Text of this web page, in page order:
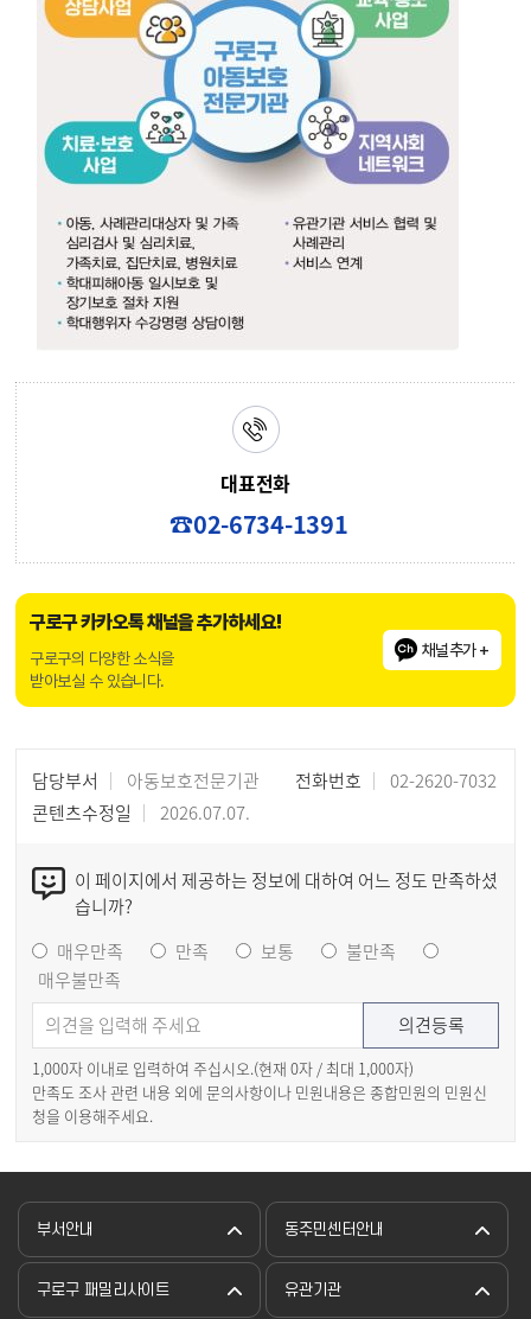
가족안전계획 수립
교육·홍보 사업 아동학대 예방교육, 아동학대 신고의무자 교육, 아동학대 예방 캠페인 및 언론 출판 홍보
부모교육, 일반인 교육
대표전화
☎02-6734-1391
구로구 카카오톡 채널을 추가하세요!
구로구의 다양한 소식을
받아보실 수 있습니다.
채널추가 +
담당부서 아동보호전문기관 전화번호
02-2620-7032
콘텐츠수정일
2026.07.07.
이 페이지에서 제공하는 정보에 대하여 어느 정도 만족하셨
습니까?
매우만족
만족 보통
불만족
매우불만족
1,000자 이내로 입력하여 주십시오.(현재 0자 / 최대 1,000자)
만족도 조사 관련 내용 외에 문의사항이나 민원내용은 종합민원의 민원신
청을 이용해주세요.
부서안내 동주민센터안내
구로구 패밀리사이트 유관기관